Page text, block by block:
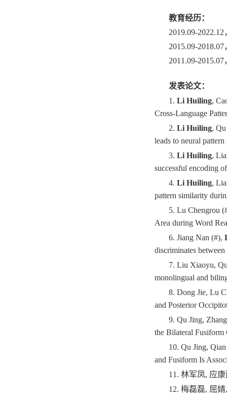
教育经历：
2019.09-2022.12
2015.09-2018.07
2011.09-2015.07
发表论文：
1. Li Huiling,
Cross-Language
2. Li Huiling,
leads to neural
3. Li Huiling,
successful encoding
4. Li Huiling,
pattern similarity
5. Lu Chengrou
Area during Word
6. Jiang Nan (#),
discriminates
7. Liu Xiaoyu,
monolingual and
8. Dong Jie, Lu
and Posterior
9. Qu Jing,
the Bilateral Fusiform
10. Qu Jing,
and Fusiform Is
11. 林军凤, 应
12. 梅磊磊, 屈婧